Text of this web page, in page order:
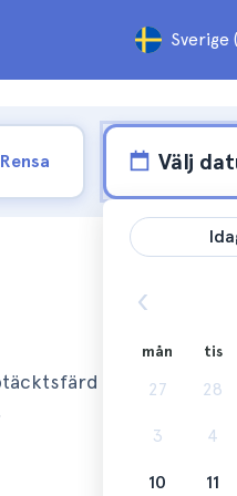
Sverige
Rensa Välj
bland
mån tis
27 28
3 4
10 11